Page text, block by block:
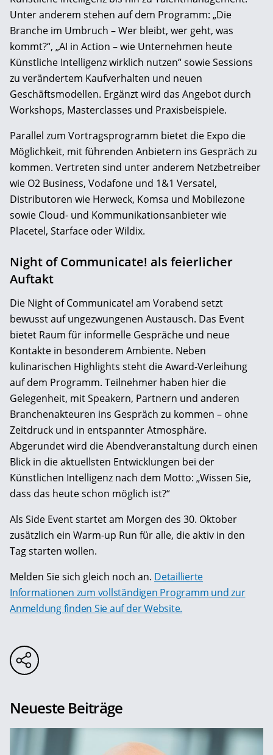
Unter anderem stehen auf dem Programm: „Die
Branche im Umbruch – Wer bleibt, wer geht, was
kommt?“, „AI in Action – wie Unternehmen heute
Künstliche Intelligenz wirklich nutzen“ sowie Sessions
zu verändertem Kaufverhalten und neuen
Geschäftsmodellen. Ergänzt wird das Angebot durch
Workshops, Masterclasses und Praxisbeispiele.
Parallel zum Vortragsprogramm bietet die Expo die
Möglichkeit, mit führenden Anbietern ins Gespräch zu
kommen. Vertreten sind unter anderem Netzbetreiber
wie O2 Business, Vodafone und 1&1 Versatel,
Distributoren wie Herweck, Komsa und Mobilezone
sowie Cloud- und Kommunikationsanbieter wie
Placetel, Starface oder Wildix.
Night of Communicate! als feierlicher
Auftakt
Die Night of Communicate! am Vorabend setzt
bewusst auf ungezwungenen Austausch. Das Event
bietet Raum für informelle Gespräche und neue
Kontakte in besonderem Ambiente. Neben
kulinarischen Highlights steht die Award-Verleihung
auf dem Programm. Teilnehmer haben hier die
Gelegenheit, mit Speakern, Partnern und anderen
Branchenakteuren ins Gespräch zu kommen – ohne
Zeitdruck und in entspannter Atmosphäre.
Abgerundet wird die Abendveranstaltung durch einen
Blick in die aktuellsten Entwicklungen bei der
Künstlichen Intelligenz nach dem Motto: „Wissen Sie,
dass das heute schon möglich ist?“
Als Side Event startet am Morgen des 30. Oktober
zusätzlich ein Warm-up Run für alle, die aktiv in den
Tag starten wollen.
Melden Sie sich gleich noch an. Detaillierte
Informationen zum vollständigen Programm und zur
Anmeldung finden Sie auf der Website.
Neueste Beiträge